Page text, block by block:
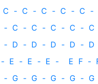
C - C - C - C - C -
- C - C - C - C - C
- D - D - D - D - D
- E - E - E - E F -
- G - G - G - G - G